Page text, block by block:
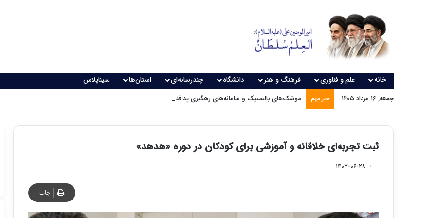
خانه علم و فناوری فرهنگ و هنر دانشگاه چندرسانه‌ای استان‌ها سیناپلاس
جمعه, ۱۶ مرداد ۱۴۰۵ خبر مهم موشک‌های بالستیک و سامانه‌های رهگیری پدافندی چگونه کار می کنند؟
ثبت تجربه‌ای خلاقانه و آموزشی برای کودکان در دوره «هدهد»
۱۴۰۳-۰۶-۲۸
چاپ